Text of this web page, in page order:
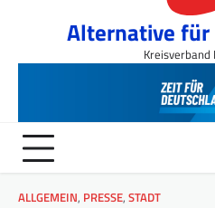
Alternative
Kreisverband
ALLGEMEIN, PRESSE, STADT